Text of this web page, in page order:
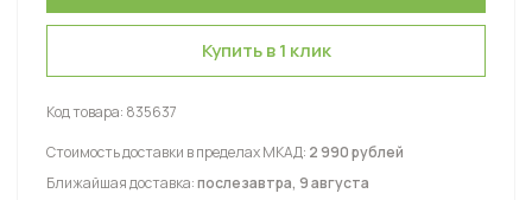
Купить в 1 клик
Код товара: 835637
Стоимость доставки в пределах МКАД: 2 990 рублей
Ближайшая доставка:послезавтра, 9 августа